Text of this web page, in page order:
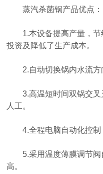
蒸汽杀菌锅产品优点：
1.本设备提高产量，节
投资及降低了生产成本。
2.自动切换锅内水流方
3.高温短时间双锅交叉
人工。
4.全程电脑自动化控制
5.采用温度薄膜调节阀
高。